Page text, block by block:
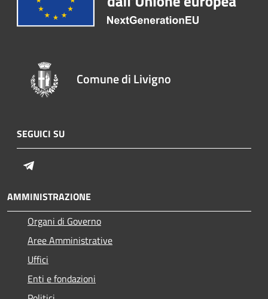
Comune di Livigno
SEGUICI SU
AMMINISTRAZIONE
Organi di Governo
Aree Amministrative
Uffici
Enti e fondazioni